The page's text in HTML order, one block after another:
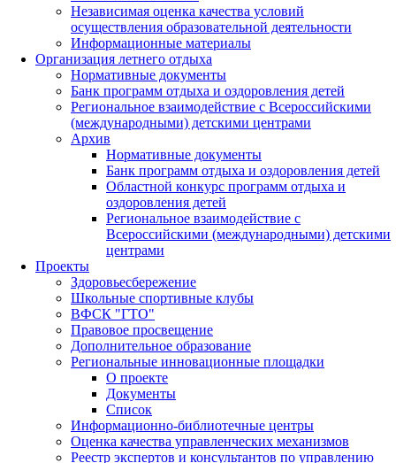
Независимая оценка качества условий
осуществления образовательной деятельности
Информационные материалы
Организация летнего отдыха
Нормативные документы
Банк программ отдыха и оздоровления детей
Региональное взаимодействие с Всероссийскими
(международными) детскими центрами
Архив
Нормативные документы
Банк программ отдыха и оздоровления детей
Областной конкурс программ отдыха и
оздоровления детей
Региональное взаимодействие с
Всероссийскими (международными) детскими
центрами
Проекты
Здоровьесбережение
Школьные спортивные клубы
ВФСК "ГТО"
Правовое просвещение
Дополнительное образование
Региональные инновационные площадки
О проекте
Документы
Список
Информационно-библиотечные центры
Оценка качества управленческих механизмов
Реестр экспертов и консультантов по управлению